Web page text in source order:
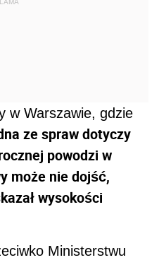
w Warszawie, gdzie
ze spraw dotyczy
powodzi w
może nie dojść,
wysokości
Ministerstwu